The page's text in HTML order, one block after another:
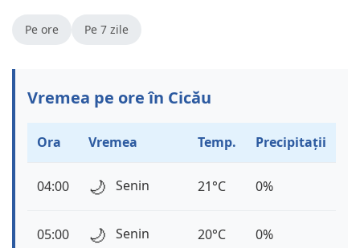
Pe ore Pe 7 zile
Vremea pe ore în Cicău
Ora Vremea Temp. Precipitații
04:00 🌙 Senin 21°C 0%
05:00 🌙 Senin 20°C 0%